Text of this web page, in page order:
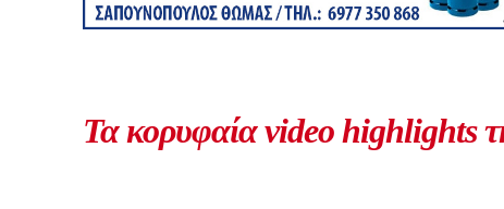
Τα κορυφαία video highlights